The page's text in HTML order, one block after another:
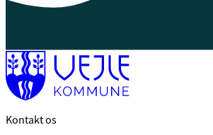
Kontakt os